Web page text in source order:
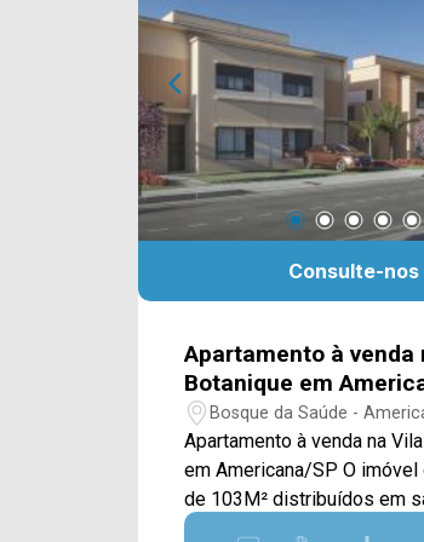
com piscina e um espaço
churrasqueira. possui janelas em
blindex e piso em taco nas
balcão de granito na cozinha. >
dormitórios, sendo 03
banheiros, sendo 01 lavabo
> 04 vagas de garagem. Esta localizado
em uma região privilegiada,
Unimed, bancos, postos de
e entre outros, conta com
Av. Brasil, Centro,
Menos, Luitex e Rod. Luiz
Entre em contato com a
agende a sua visita!!
Telefone Arbix: (19) 3475-4546
IMÓVEIS - Presente em
Consulte-nos
Apartamento à venda
Botanique em
Bosque da Saúde -
Apartamento à venda na
em Americana/SP O imóvel dispõe de
de 103M² distribuídos em
e de estar, cozinha